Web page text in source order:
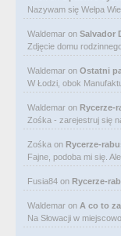
Nazywam się Wełpa
Waldemar on Salvador
Zdjęcie domu
Waldemar on Ostatni
W Łodzi, obok
Waldemar on Rycerze-
Zośka - zarejestruj się
Zośka on Rycerze-
Fajne, podoba mi się.
Fusia84 on Rycerze-
Waldemar on A co to
Na Słowacji w